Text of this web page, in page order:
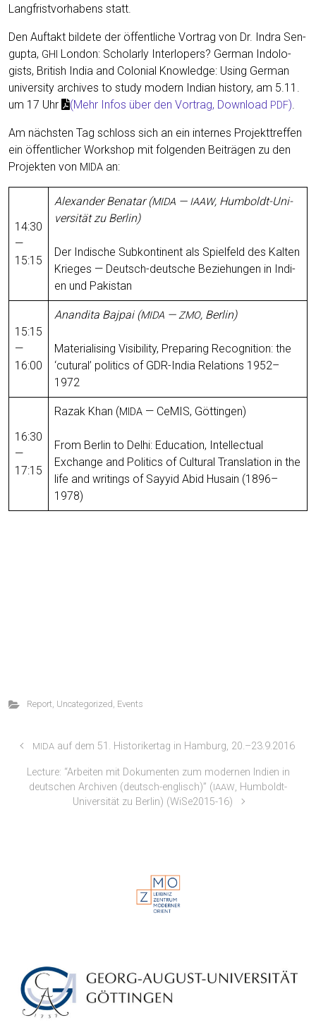
Langfristvorhabens statt.
Den Auf­takt bildete der öffentliche Vor­trag von Dr. Indra Sen­
gup­ta, GHI Lon­don: Schol­ar­ly Inter­lop­ers? Ger­man Indol­o­
gists, British India and Colo­nial Knowl­edge: Using Ger­man
uni­ver­si­ty archives to study mod­ern Indi­an his­to­ry, am 5.11.
um 17 Uhr
(Mehr Infos über den Vor­trag, Down­load PDF).
Am näch­sten Tag schloss sich an ein internes Pro­jek­t­tr­e­f­fen
ein öffentlich­er Work­shop mit fol­gen­den Beiträ­gen zu den
Pro­jek­ten von MIDA an:
14:30
—
15:15
Alexan­der Benatar (MIDA — IAAW, Hum­boldt-Uni­
ver­sität zu Berlin)
Der Indis­che Sub­kon­ti­nent als Spielfeld des Kalten
Krieges — Deutsch-deutsche Beziehun­gen in Indi­
en und Pakistan
15:15
—
16:00
Anan­di­ta Baj­pai (MIDA —ZMO, Berlin)
Mate­ri­al­is­ing Vis­i­bil­i­ty, Prepar­ing Recog­ni­tion: the
‘cutur­al’ pol­i­tics of GDR-India Rela­tions 1952–
1972
16:30
—
17:15
Razak Khan (MIDA — CeMIS, Göt­tin­gen)
From Berlin to Del­hi: Edu­ca­tion, Intel­lec­tu­al
Exchange and Pol­i­tics of Cul­tur­al Trans­la­tion in the
life and writ­ings of Sayyid Abid Husain (1896–
1978)
Report, Uncategorized, Events
MIDA auf dem 51. Historikertag in Hamburg, 20.–23.9.2016
Lecture: “Arbeiten mit Dokumenten zum modernen Indien in
deutschen Archiven (deutsch-englisch)” (IAAW, Humboldt-
Universität zu Berlin) (WiSe2015-16)